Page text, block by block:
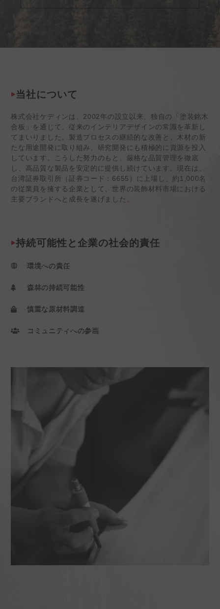
当社について
株式会社ケディンは、2002年の設立以来、独自の「塗装銘木
合板」を通じて、従来のインテリアデザインの常識を革新し
てまいりました。製造プロセスの継続的な改善と、木材の新
たな用途開発に取り組み、研究開発にも積極的に資源を投入
しています。こうした努力のもと、厳格な品質管理を徹底
し、高品質な製品を安定的に提供し続けています。現在は、
台湾証券取引所（証券コード：6655）に上場し、約1,000名
の従業員を擁する企業として、世界の装飾材料市場における
主要ブランドへと成長を遂げました
持続可能性と企業の社会的責任
環境への責任
森林の持続可能性
慎重な原材料調達
コミュニティへの参画